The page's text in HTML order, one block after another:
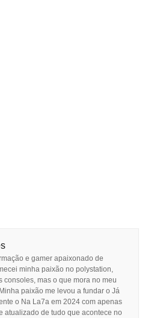
e gamer apaixonado de
minha paixão no polystation,
consoles, mas o que mora no meu
paixão me levou a fundar o Já
o Na La7a em 2024 com apenas
atualizado de tudo que acontece no